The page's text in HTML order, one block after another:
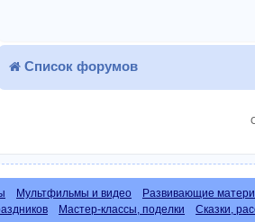
Список форумов
Мультфильмы и видео Развивающие
Мастер-классы, поделки Сказки,